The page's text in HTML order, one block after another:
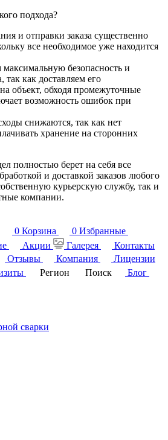
подхода?
и отправки заказа существенно
все необходимое уже находится
безопасность и
так как доставляем его
объект, обходя промежуточные
возможность ошибок при
снижаются, так как нет
хранение на сторонних
полностью берет на себя все
и доставкой заказов любого
курьерскую службу, так и
компании.
0 Корзина 0 Избранные
Акции Галерея
Контакты
Отзывы Компания
Лицензии
Регион Поиск
Блог
сварки